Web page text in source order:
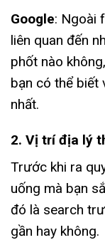
Google: Ngoài
liên quan đến
phốt nào
bạn có thể biết
nhất.
2. Vị trí địa lý
Trước khi ra
uống mà bạn
đó là search
gần hay không.